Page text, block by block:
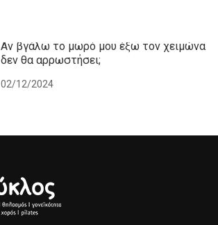
Αν βγάλω το μωρό μου έξω τον χειμώνα
δεν θα αρρωστήσει;
02/12/2024